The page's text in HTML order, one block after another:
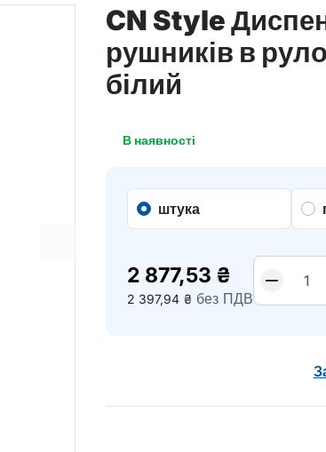
CN Style
рушників в
білий
В наявності
штука
2 877,53 ₴
2 397,94 ₴ без ПДВ